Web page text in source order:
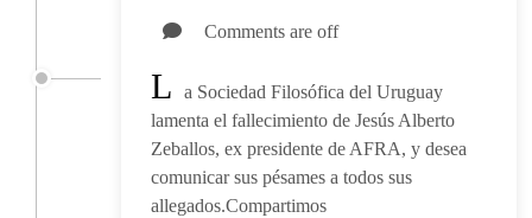
Comments are off
L
a Sociedad Filosófica del Uruguay
lamenta el fallecimiento de Jesús Alberto
Zeballos, ex presidente de AFRA, y desea
comunicar sus pésames a todos sus
allegados.Compartimos